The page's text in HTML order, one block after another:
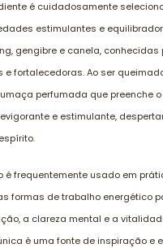
é cuidadosamente
estimulantes e
gengibre e canela,
e fortalecedoras. Ao ser
perfumada que preenche
e estimulante,
é frequentemente usado em
formas de trabalho energético
a clareza mental e a
é uma fonte de inspiração e